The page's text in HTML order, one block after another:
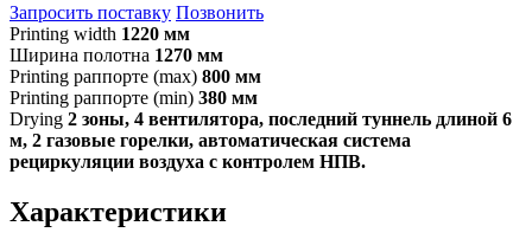
Запросить поставку Позвонить
Printing width 1220 мм
Ширина полотна 1270 мм
Printing раппорте (max) 800 мм
Printing раппорте (min) 380 мм
Drying 2 зоны, 4 вентилятора, последний туннель длиной 6
м, 2 газовые горелки, автоматическая система
рециркуляции воздуха с контролем НПВ.
Характеристики